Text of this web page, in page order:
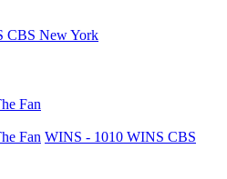
CBS New York
Fan
Fan WINS - 1010 WINS CBS